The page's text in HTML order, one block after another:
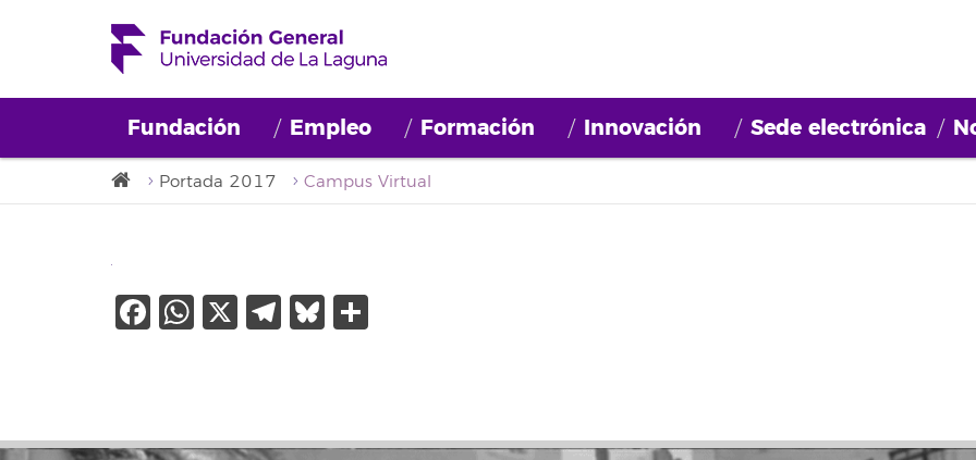
Fundación Empleo Formación Innovación Sede electrónica
Portada 2017 Campus Virtual
Facebook
WhatsApp
X Telegram
Bluesky